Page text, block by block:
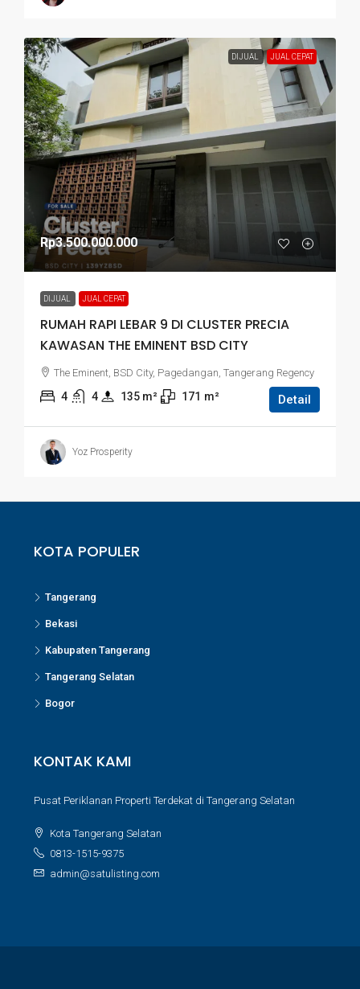
DIJUAL JUAL CEPAT
Rp3.500.000.000
DIJUAL JUAL CEPAT
RUMAH RAPI LEBAR 9 DI CLUSTER PRECIA
KAWASAN THE EMINENT BSD CITY
The Eminent, BSD City, Pagedangan, Tangerang Regency
4 4 135 m² 171 m² Detail
Yoz Prosperity
KOTA POPULER
Tangerang
Bekasi
Kabupaten Tangerang
Tangerang Selatan
Bogor
KONTAK KAMI
Pusat Periklanan Properti Terdekat di Tangerang Selatan
Kota Tangerang Selatan
0813-1515-9375
admin@satulisting.com